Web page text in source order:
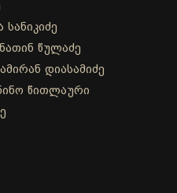
სანიკიძე
წულაძე
დიასამიძე
წითლაური